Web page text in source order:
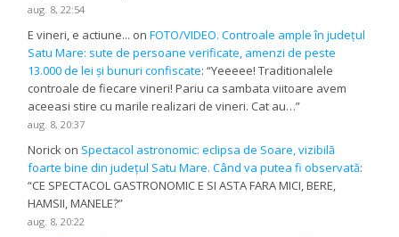
aug. 8, 22:54
E vineri, e actiune... onFOTO/VIDEO. Controale ample în județul
Satu Mare: sute de persoane verificate, amenzi de peste
13.000 de lei și bunuri confiscate: “Yeeeee! Traditionalele
controale de fiecare vineri! Pariu ca sambata viitoare avem
aceeasi stire cu marile realizari de vineri. Cat au…”
aug. 8, 20:37
Norick on Spectacol astronomic: eclipsa de Soare, vizibilă
foarte bine din județul Satu Mare. Când va putea fi observată:
“CE SPECTACOL GASTRONOMIC E SI ASTA FARA MICI, BERE,
HAMSII, MANELE?”
aug. 8, 20:22